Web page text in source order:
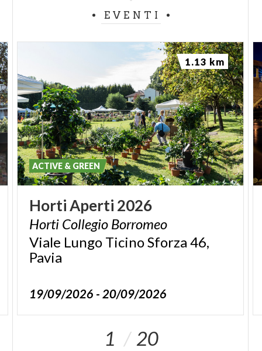
EVENTI
HortiAperti 2026
Horti Collegio Borromeo
Viale Lungo Ticino Sforza 46,
Pavia
19/09/2026 - 20/09/2026
ACTIVE & GREEN
1.13 km
1 20